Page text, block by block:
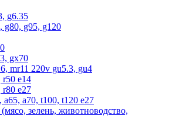
g6.35
g80, g95, g120
gx70
mr11 220v gu5.3, gu4
е14
е27
а70, t100, t120 е27
зелень, животноводство,